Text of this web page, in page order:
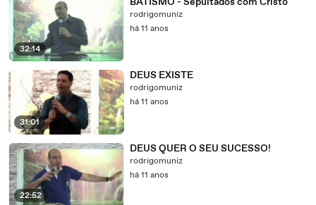
32:14
rodrigomuniz
há 11 anos
31:01
DEUS EXISTE
rodrigomuniz
há 11 anos
22:52
DEUS QUER O SEU SUCESSO!
rodrigomuniz
há 11 anos